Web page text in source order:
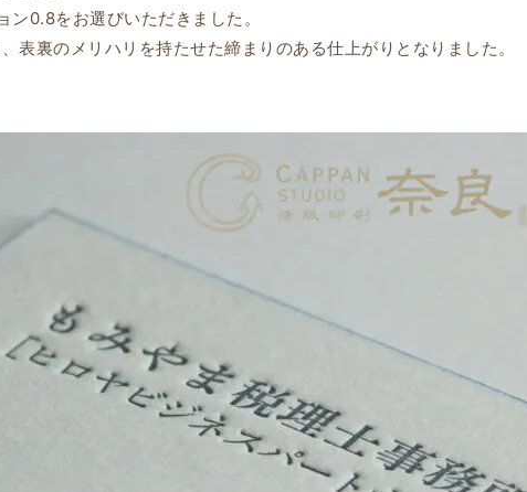
0.8をお選びいただきました。
表裏のメリハリを持たせた締まりのある仕上がりとなりました。